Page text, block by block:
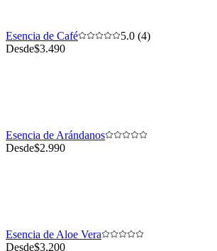
Esencia de Café
5.0 (4)
Desde$3.490
Esencia de Arándanos
Desde$2.990
Esencia de Aloe Vera
Desde$3.200